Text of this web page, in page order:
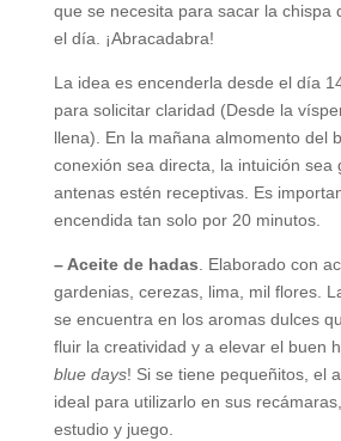
que se necesita para sacar la chispa
el día. ¡Abracadabra!
La idea es encenderla desde el día
para solicitar claridad (Desde la
llena). En la mañana almomento del
conexión sea directa, la intuición sea
antenas estén receptivas. Es
encendida tan solo por 20 minutos.
– Aceite de hadas. Elaborado con
gardenias, cerezas, lima, mil flores.
se encuentra en los aromas dulces
fluir la creatividad y a elevar el buen
blue days! Si se tiene pequeñitos, el
ideal para utilizarlo en sus
estudio y juego.